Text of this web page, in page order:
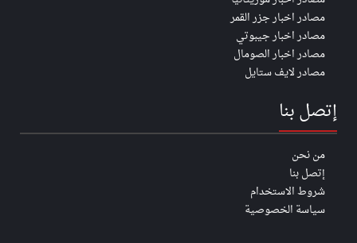
مصادر اخبار جزر القمر
مصادر اخبار جيبوتي
مصادر اخبار الصومال
مصادر لايف ستايل
إتصل بنا
من نحن
إتصل بنا
شروط الاستخدام
سياسة الخصوصية